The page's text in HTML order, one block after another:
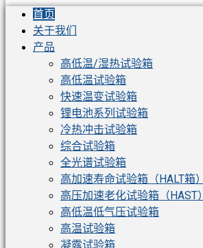
首页
关于我们
产品
高低温/湿热试验箱
高低温试验箱
快速温变试验箱
锂电池系列试验箱
冷热冲击试验箱
综合试验箱
全光谱试验箱
高加速寿命试验箱（HALT箱）
高压加速老化试验箱（HAST）
高低温低气压试验箱
高温试验箱
凝露试验箱